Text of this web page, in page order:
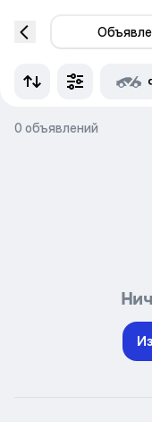
0 объявлений